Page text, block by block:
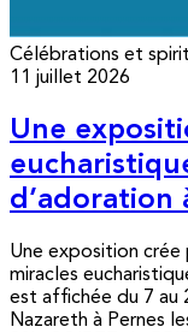
Célébrations et
11 juillet 2026
Une
d’adoration
Une exposition crée
miracles
est affichée du 7 au
Nazareth à Pernes